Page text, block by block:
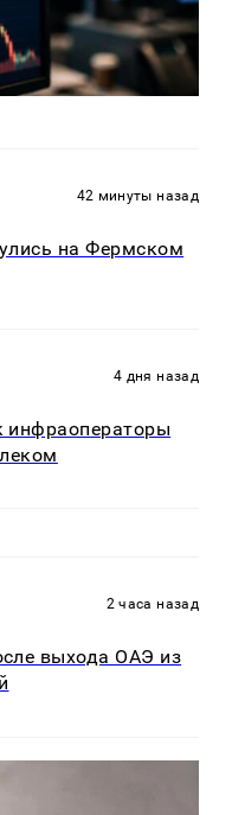
42 минуты назад
на Фермском
4 дня назад
2 часа назад
выхода ОАЭ из